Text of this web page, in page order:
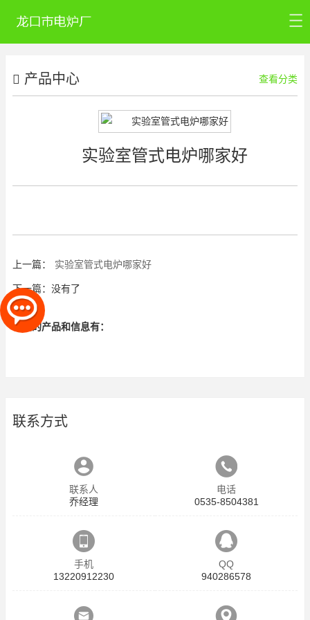
新闻资讯
公司认证
联系我们
产品中心 查看分类
实验室管式电炉哪家好
上一篇： 实验室管式电炉哪家好
下一篇：没有了
相关的产品和信息有：
联系方式
联系人
乔经理
电话
0535-8504381
手机
13220912230
QQ
940286578